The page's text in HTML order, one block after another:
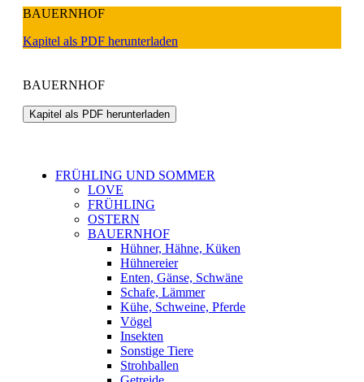
BAUERNHOF
Kapitel als PDF herunterladen
BAUERNHOF
Kapitel als PDF herunterladen
FRÜHLING UND SOMMER
LOVE
FRÜHLING
OSTERN
BAUERNHOF
Hühner, Hähne, Küken
Hühnereier
Enten, Gänse, Schwäne
Schafe, Lämmer
Kühe, Schweine, Pferde
Vögel
Insekten
Sonstige Tiere
Strohballen